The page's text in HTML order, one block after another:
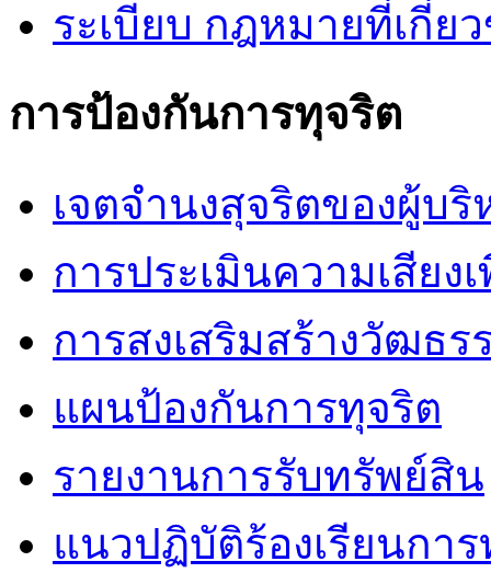
ระเบียบ กฎหมายที่เกี่ย
การป้องกันการทุจริต
เจตจำนงสุจริตของผู้บริ
การประเมินความเสียง
การสงเสริมสร้างวัฒธร
แผนป้องกันการทุจริต
รายงานการรับทรัพย์สิน
แนวปฏิบัติร้องเรียนกา